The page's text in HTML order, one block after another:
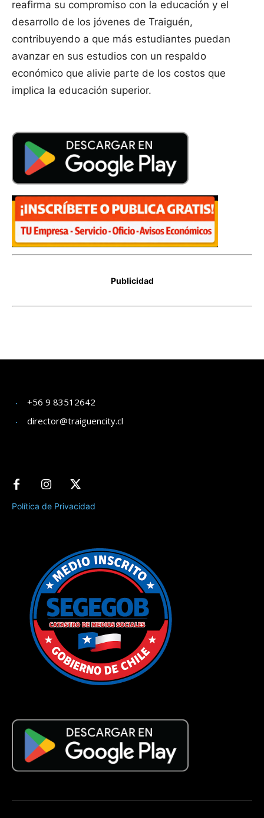
+56 9 83512642
director@traiguencity.cl
Política de Privacidad